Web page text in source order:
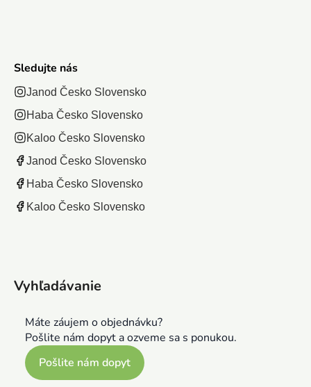
Sledujte nás
Janod Česko Slovensko
Haba Česko Slovensko
Kaloo Česko Slovensko
Janod Česko Slovensko
Haba Česko Slovensko
Kaloo Česko Slovensko
Vyhľadávanie
Máte záujem o objednávku?
Pošlite nám dopyt a ozveme sa s ponukou.
Pošlite nám dopyt